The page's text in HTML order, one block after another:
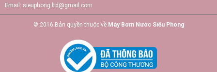
Email: sieuphong.ltd@gmail.com
© 2016 Bản quyền thuộc về Máy Bơm Nước Siêu Phong